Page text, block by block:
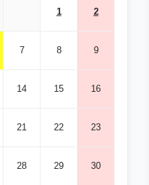
1 2
7 8 9
14 15 16
21 22 23
28 29 30